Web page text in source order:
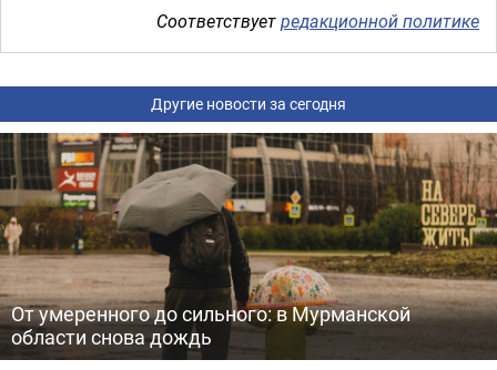
Соответствуетредакционной политике
Другие новости за сегодня
От умеренного до сильного: в Мурманской
области снова дождь